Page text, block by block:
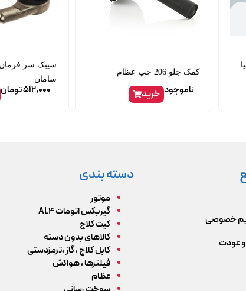
کمک جلو 206 چپ عظام
ناموجود خرید
سامان
512,000تومان
خصوصی
عودت
دسته بندی
موتور
گیربکس اتومات AL4
کیت کلاج
کالاهای بدون دسته
کابل کلاج ، گاز ،ترمزدستی
فیلترها ، هواکش
عظام